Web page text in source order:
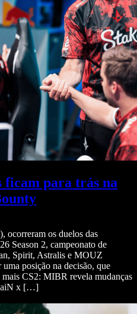
ficam para trás na
ocorreram os duelos das
Season 2, campeonato de
Spirit, Astralis e MOUZ
posição na decisão, que
CS2: MIBR revela mudanças
x […]